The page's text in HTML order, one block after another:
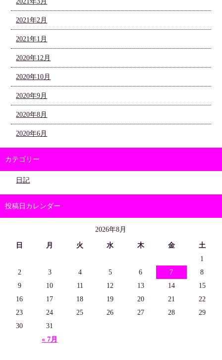
2021年2月
2021年1月
2020年12月
2020年10月
2020年9月
2020年8月
2020年6月
カテゴリー
日記
投稿日カレンダー
2026年8月
日 月 火 水 木 金 土
« 7月
1
2
3 4 5 6 7
8
9
10 11 12 13 14
15
16
17 18 19 20 21
22
23
24 25 26 27 28
29
30
31